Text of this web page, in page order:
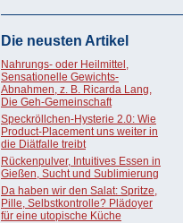
Die neusten Artikel
Nahrungs- oder Heilmittel,
Sensationelle Gewichts-
Abnahmen, z. B. Ricarda Lang,
Die Geh-Gemeinschaft
Speckröllchen-Hysterie 2.0: Wie
Product-Placement uns weiter in
die Diätfalle treibt
Rückenpulver, Intuitives Essen in
Gießen, Sucht und Sublimierung
Da haben wir den Salat: Spritze,
Pille, Selbstkontrolle? Plädoyer
für eine utopische Küche